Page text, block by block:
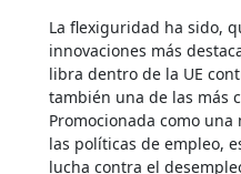
La flexiguridad ha sido,
innovaciones más
libra dentro de la UE
también una de las más
Promocionada como
las políticas de empleo,
lucha contra el